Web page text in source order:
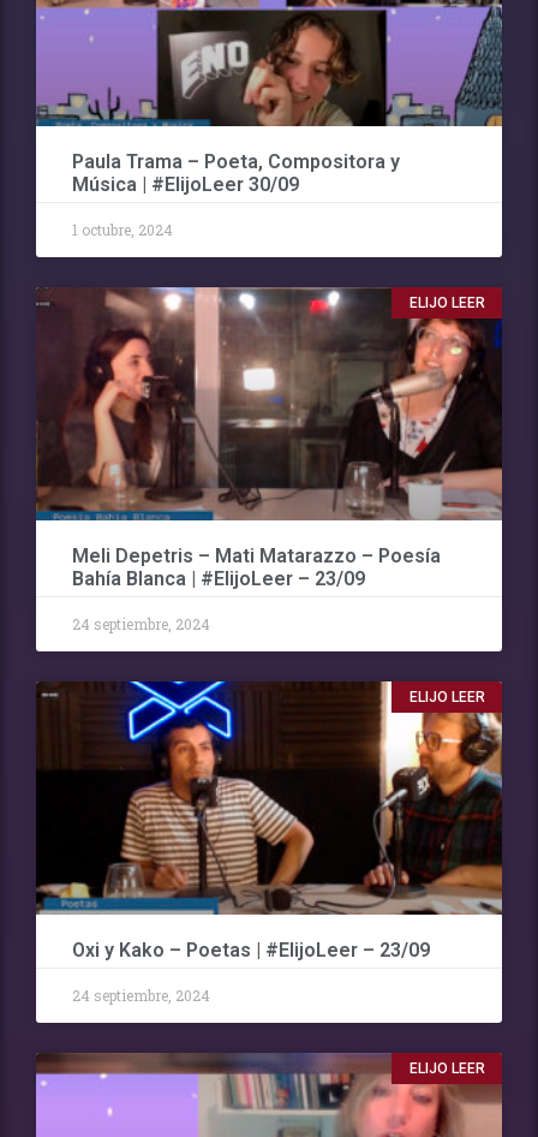
Paula Trama – Poeta, Compositora y
Música | #ElijoLeer 30/09
1 octubre, 2024
ELIJO LEER
Meli Depetris – Mati Matarazzo – Poesía
Bahía Blanca | #ElijoLeer – 23/09
24 septiembre, 2024
ELIJO LEER
Oxi y Kako – Poetas | #ElijoLeer – 23/09
24 septiembre, 2024
ELIJO LEER